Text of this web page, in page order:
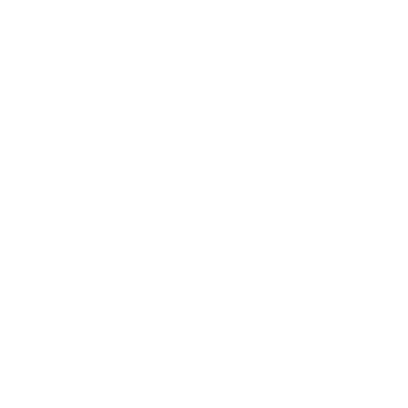
und im Roten Meer abtauchen! Kommt an Bord und lasst euch